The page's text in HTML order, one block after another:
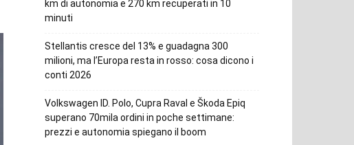
km di autonomia e 270 km recuperati in 10
minuti
Stellantis cresce del 13% e guadagna 300
milioni, ma l’Europa resta in rosso: cosa dicono i
conti 2026
Volkswagen ID. Polo, Cupra Raval e Škoda Epiq
superano 70mila ordini in poche settimane:
prezzi e autonomia spiegano il boom